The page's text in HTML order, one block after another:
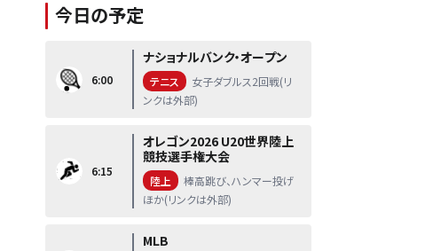
今日の予定
6:00
ナショナルバンク・オープン
テニス
女子ダブルス2回戦(リ
ンクは外部)
6:15
オレゴン2026 U20世界陸上
競技選手権大会
陸上
棒高跳び、ハンマー投げ
ほか(リンクは外部)
MLB